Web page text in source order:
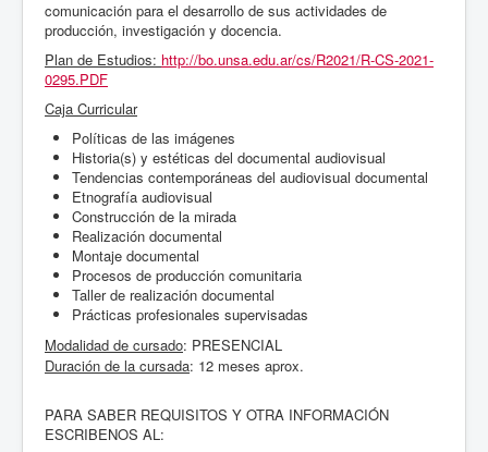
comunicación para el desarrollo de sus actividades de
producción, investigación y docencia.
Plan de Estudios: http://bo.unsa.edu.ar/cs/R2021/R-CS-2021-
0295.PDF
Caja Curricular
Políticas de las imágenes
Historia(s) y estéticas del documental audiovisual
Tendencias contemporáneas del audiovisual documental
Etnografía audiovisual
Construcción de la mirada
Realización documental
Montaje documental
Procesos de producción comunitaria
Taller de realización documental
Prácticas profesionales supervisadas
Modalidad de cursado: PRESENCIAL
Duración de la cursada: 12 meses aprox.
PARA SABER REQUISITOS Y OTRA INFORMACIÓN
ESCRIBENOS AL: